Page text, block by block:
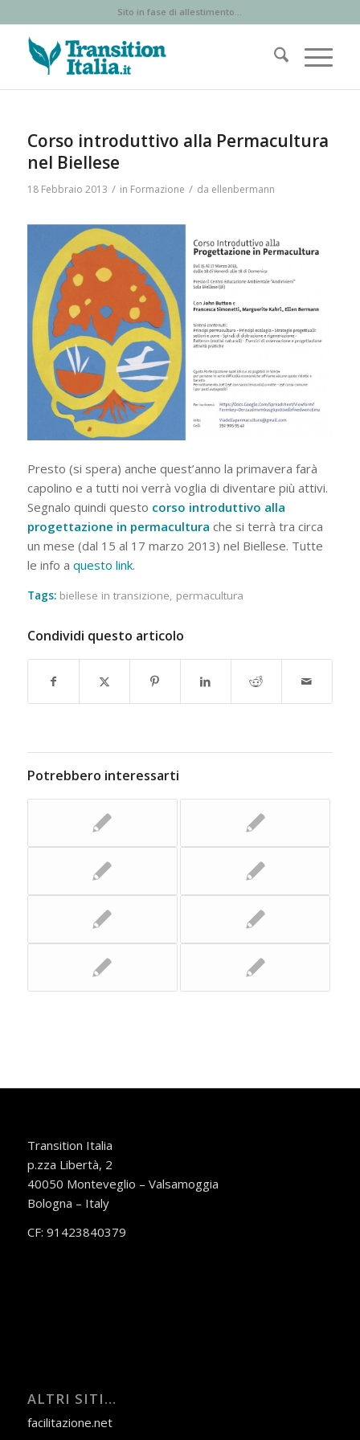
Sito in fase di allestimento...
Corso introduttivo alla Permacultura
nel Biellese
18 Febbraio 2013 / in Formazione / da ellenbermann
Presto (si spera) anche quest’anno la primavera farà
capolino e a tutti noi verrà voglia di diventare più attivi.
Segnalo quindi questo corso introduttivo alla
progettazione in permacultura che si terrà tra circa
un mese (dal 15 al 17 marzo 2013) nel Biellese. Tutte
le info a questo link.
Tags: biellese in transizione, permacultura
Condividi questo articolo
Potrebbero interessarti
Transition Italia
p.zza Libertà, 2
40050 Monteveglio – Valsamoggia
Bologna – Italy
CF: 91423840379
ALTRI SITI…
facilitazione.net